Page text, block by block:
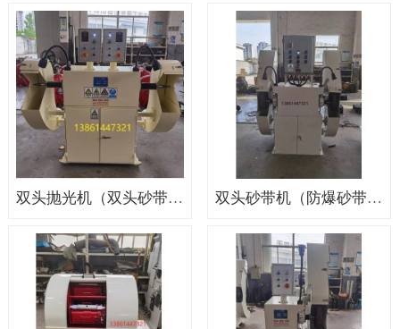
双头抛光机（双头砂带机，砂带抛光机，环保无极调试） 双头砂带机（防爆砂带机，定制砂带机，砂带机多少钱一台）